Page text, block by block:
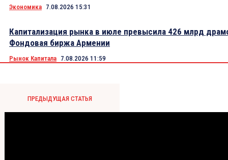
Экономика 7.08.2026 15:31
Капитализация рынка в июле превысила 426 млрд
Фондовая биржа Армении
Рынок Капитала 7.08.2026 11:59
ПРЕДЫДУЩАЯ СТАТЬЯ